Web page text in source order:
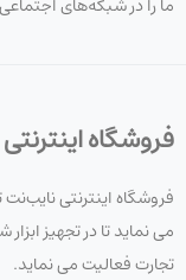
ما را در شبکه‌های
فروشگاه
فروشگاه اینترنتی
می نماید تا در تجهیز
تجارت فعالیت می نماید.